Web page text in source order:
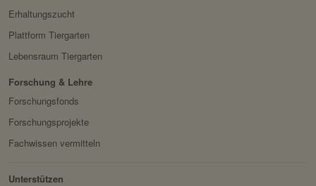
Erhaltungszucht
Plattform Tiergarten
Lebensraum Tiergarten
Forschung & Lehre
Forschungsfonds
Forschungsprojekte
Fachwissen vermitteln
Unterstützen